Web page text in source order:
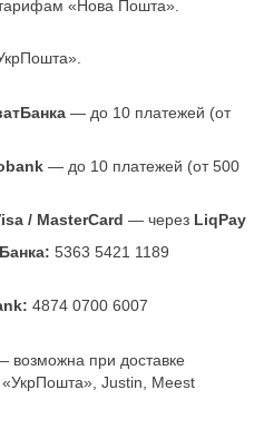
«Нова Пошта».
— до 10 платежей (от
— до 10 платежей (от 500
/ MasterCard — через LiqPay
5363 5421 1189
4874 0700 6007
возможна при доставке
Justin, Meest